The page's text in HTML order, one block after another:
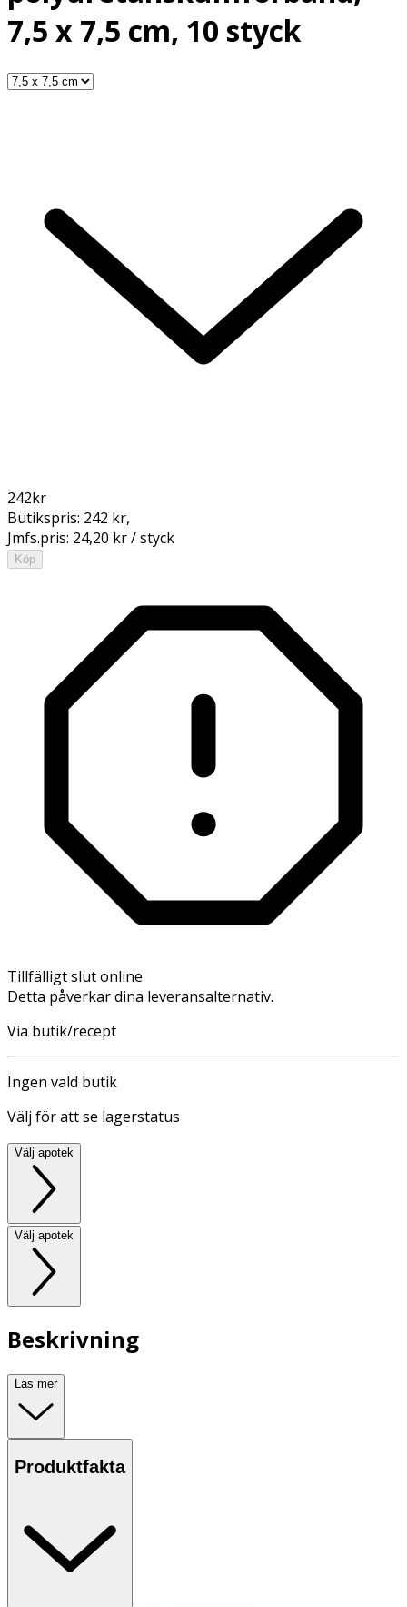
7,5 x 7,5 cm, 10 styck
242kr
Butikspris: 242 kr,
Jmfs.pris: 24,20 kr / styck
Köp
Tillfälligt slut online
Detta påverkar dina leveransalternativ.
Via butik/recept
Ingen vald butik
Välj för att se lagerstatus
Välj apotek
Välj apotek
Beskrivning
Läs mer
Produktfakta